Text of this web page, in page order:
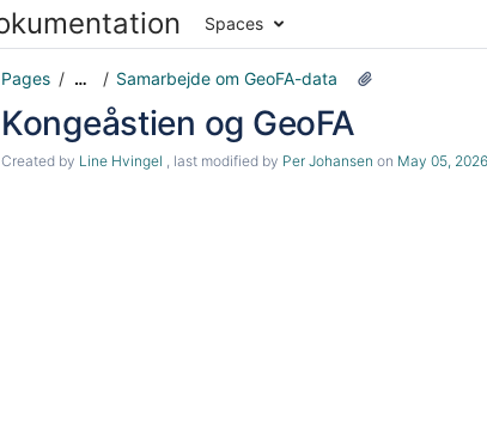
Spaces
Pages … Samarbejde om GeoFA-data
Kongeåstien og GeoFA
Created by Line Hvingel , last modified by Per Johansen on May 05, 2026